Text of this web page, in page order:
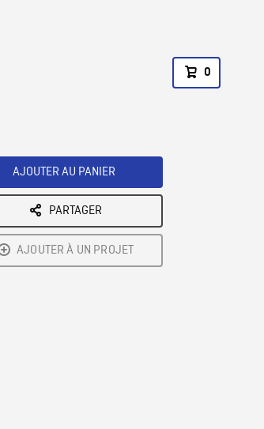
0
AJOUTER AU PANIER
PARTAGER
AJOUTER À UN PROJET